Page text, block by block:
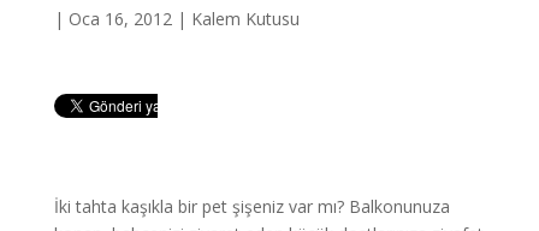
| Oca 16, 2012 | Kalem Kutusu
İki tahta kaşıkla bir pet şişeniz var mı? Balkonunuza